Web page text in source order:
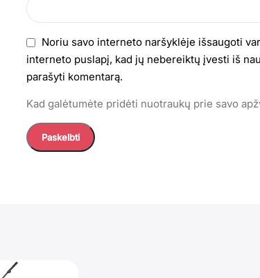
Noriu savo interneto naršyklėje išsaugoti
interneto puslapį, kad jų nebereiktų įvesti iš
parašyti komentarą.
Kad galėtumėte pridėti nuotraukų prie savo